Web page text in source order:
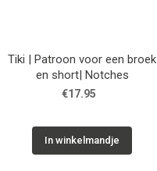
Tiki | Patroon voor een broek
en short| Notches
€17.95
In winkelmandje